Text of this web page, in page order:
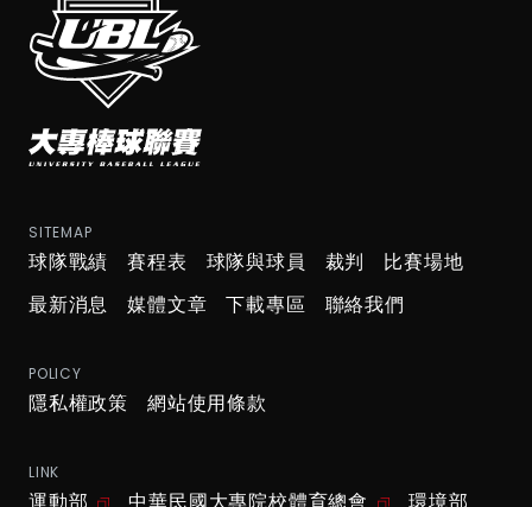
SITEMAP
球隊戰績 賽程表 球隊與球員 裁判
比賽場地
最新消息
媒體文章 下載專區 聯絡我們
POLICY
隱私權政策 網站使用條款
LINK
運動部 中華民國大專院校體育總會 環境部